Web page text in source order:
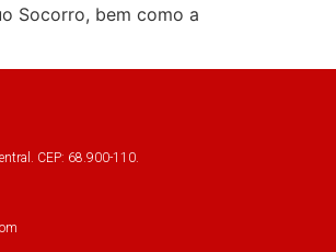
Socorro, bem como a
CEP: 68.900-110.